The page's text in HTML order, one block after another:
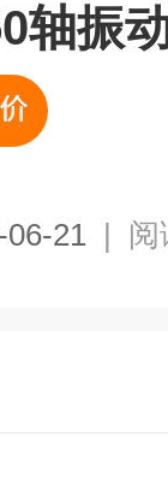
轴振
06-21 | 阅